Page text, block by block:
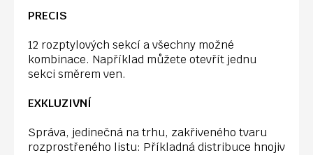
PRECIS
12 rozptylových sekcí a všechny možné
kombinace. Například můžete otevřít jednu
sekci směrem ven.
EXKLUZIVNÍ
Správa, jedinečná na trhu, zakřiveného tvaru
rozprostřeného listu: Příkladná distribuce hnojiv